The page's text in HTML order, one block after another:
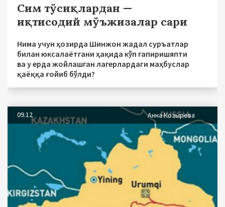
Сим тўсиқлардан —
иқтисодий мўъжизалар сари
Нима учун ҳозирда Шинжон жадал суръатлар
билан юксалаётгани ҳақида кўп гапиришяпти
ва у ерда жойлашган лагерлардаги маҳбуслар
қаёққа ғойиб бўлди?
09.12 Анна Козырева